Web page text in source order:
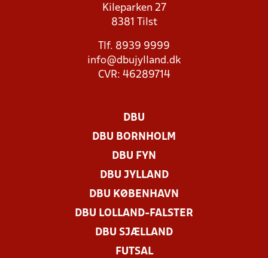
Kileparken 27
8381 Tilst
Tlf. 8939 9999
info@dbujylland.dk
CVR: 46289714
DBU
DBU BORNHOLM
DBU FYN
DBU JYLLAND
DBU KØBENHAVN
DBU LOLLAND-FALSTER
DBU SJÆLLAND
FUTSAL